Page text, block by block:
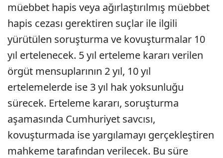
müebbet hapis veya ağırlaştırılmış müebbet
hapis cezası gerektiren suçlar ile ilgili
yürütülen soruşturma ve kovuşturmalar 10
yıl ertelenecek. 5 yıl erteleme kararı verilen
örgüt mensuplarının 2 yıl, 10 yıl
ertelemelerde ise 3 yıl hak yoksunluğu
sürecek. Erteleme kararı, soruşturma
aşamasında Cumhuriyet savcısı,
kovuşturmada ise yargılamayı gerçekleştiren
mahkeme tarafından verilecek. Bu süre